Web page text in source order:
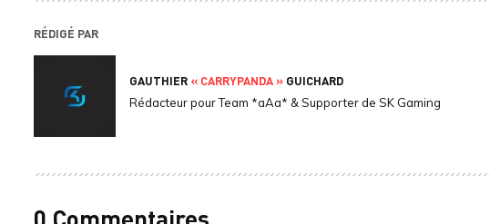
RÉDIGÉ PAR
GAUTHIER « CARRYPANDA » GUICHARD
Rédacteur pour Team *aAa* & Supporter de SK Gaming